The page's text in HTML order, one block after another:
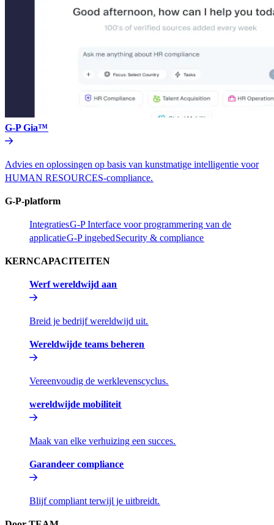
G-P Gia™​​
Advies en oplossingen op basis van kunstmatige intelligentie voor
HUMAN RESOURCES-compliance.​​
G-P-platform​​
Integraties​​G-P Interface voor programmering van de
applicatie​​G-P ingebed​​Security & compliance​​
KERNCAPACITEITEN​​
Werf wereldwijd aan​​
Breid je bedrijf wereldwijd uit.​​
Wereldwijde teams beheren​​
Vereenvoudig de werklevenscyclus.​​
wereldwijde mobiliteit​​
Maak van elke verhuizing een succes.​​
Garandeer compliance​​
Blijf compliant terwijl je uitbreidt.​​